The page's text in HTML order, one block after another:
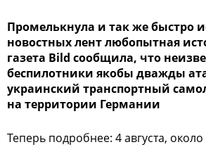
Промелькнула и так же быстро
новостных лент любопытная
газета Bild сообщила, что
беспилотники якобы дважды
украинский транспортный
на территории Германии
Теперь подробнее: 4 августа,